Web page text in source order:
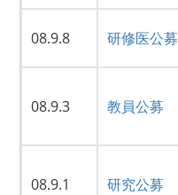
08.9.8 研修医公募
08.9.3 教員公募
08.9.1 研究公募